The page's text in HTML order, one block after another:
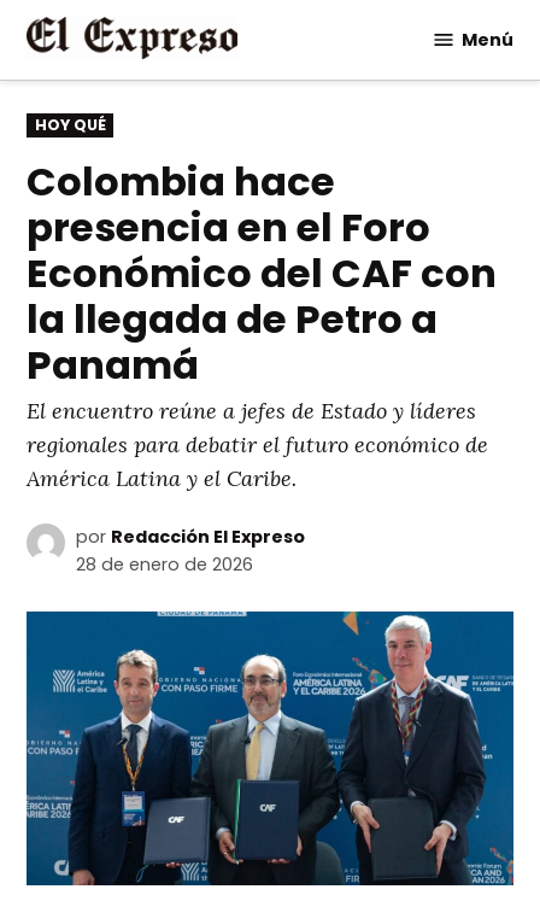
Saltar
contenido
Menú
PUBLICADO
EN
HOY QUÉ
Colombia hace
presencia en el Foro
Económico del CAF con
la llegada de Petro a
Panamá
El encuentro reúne a jefes de Estado y líderes
regionales para debatir el futuro económico de
América Latina y el Caribe.
por Redacción El Expreso
28 de enero de 2026